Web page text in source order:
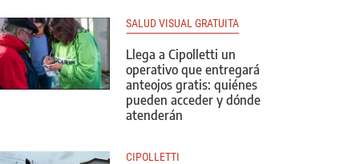
SALUD VISUAL GRATUITA
Llega a Cipolletti un
operativo que entregará
anteojos gratis: quiénes
pueden acceder y dónde
atenderán
CIPOLLETTI